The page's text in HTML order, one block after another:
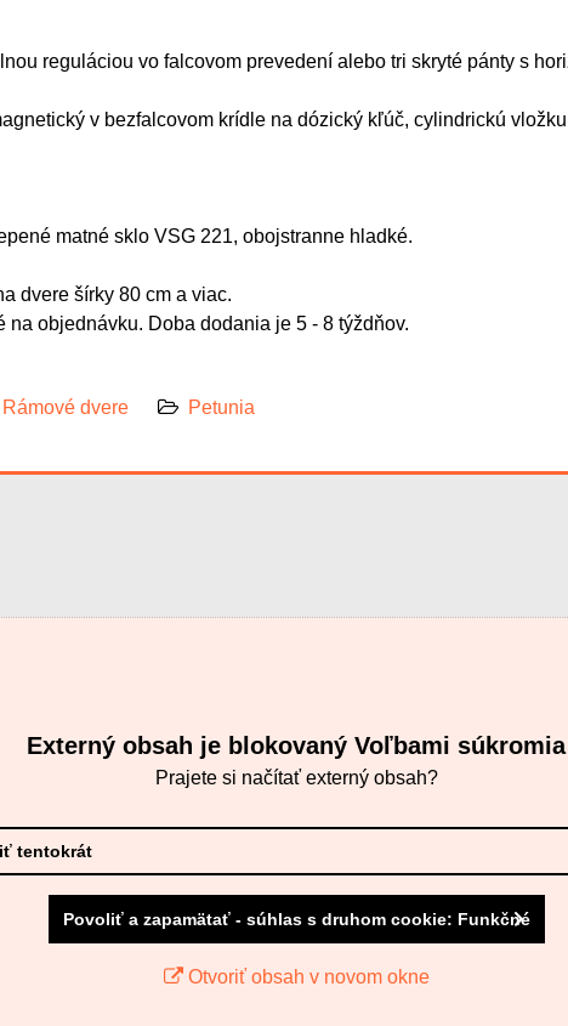
reguláciou vo falcovom prevedení alebo tri skryté pánty s
v bezfalcovom krídle na dózický kľúč, cylindrickú
matné sklo VSG 221, obojstranne hladké.
dvere šírky 80 cm a viac.
objednávku. Doba dodania je 5 - 8 týždňov.
Rámové dvere Petunia
Externý obsah je blokovaný Voľbami súkromia
Prajete si načítať externý obsah?
tentokrát
Povoliť a zapamätať - súhlas s druhom cookie: Funkčné
Otvoriť obsah v novom okne